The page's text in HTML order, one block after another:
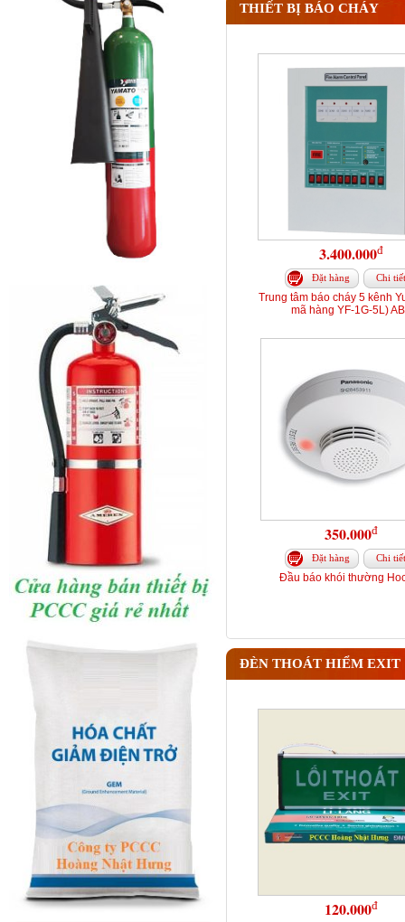
THIẾT BỊ BÁO CHÁY
3.400.000đ
Đặt hàng Chi tiết
Trung tâm báo cháy 5 kênh
mã hàng YF-1G-5L)
350.000đ
Đặt hàng Chi tiết
Đầu báo khói thường
ĐÈN THOÁT HIỂM EXIT
120.000đ